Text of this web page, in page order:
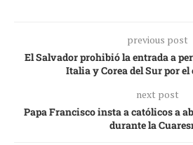
previous post
El Salvador prohibió la entrada a
Italia y Corea del Sur por
next post
Papa Francisco insta a católicos a
durante la